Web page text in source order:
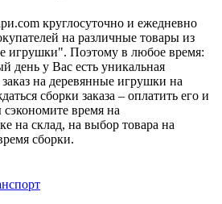
круглосуточно и ежедневно
на различные товары из
игрушки". Поэтому в любое время:
день у Вас есть уникальная
на деревянные игрушки на
сборки заказа – оплатить его и
время на
на склад, на выбор товара на
сборки.